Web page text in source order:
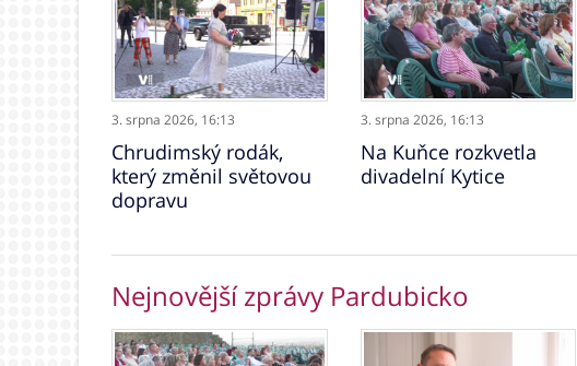
3. srpna 2026, 16:13
Chrudimský rodák,
který změnil světovou
dopravu
3. srpna 2026, 16:13
Na Kuňce rozkvetla
divadelní Kytice
Nejnovější zprávy Pardubicko